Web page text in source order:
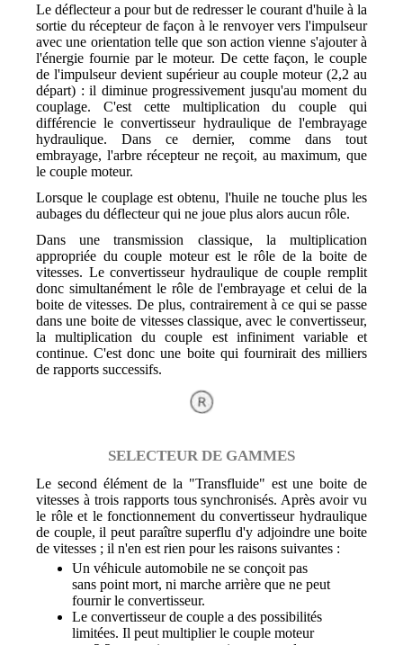
Le déflecteur a pour but de redresser le courant d'huile à la
sortie du récepteur de façon à le renvoyer vers l'impulseur
avec une orientation telle que son action vienne s'ajouter à
l'énergie fournie par le moteur. De cette façon, le couple
de l'impulseur devient supérieur au couple moteur (2,2 au
départ) : il diminue progressivement jusqu'au moment du
couplage. C'est cette multiplication du couple qui
différencie le convertisseur hydraulique de l'embrayage
hydraulique. Dans ce dernier, comme dans tout
embrayage, l'arbre récepteur ne reçoit, au maximum, que
le couple moteur.
Lorsque le couplage est obtenu, l'huile ne touche plus les
aubages du déflecteur qui ne joue plus alors aucun rôle.
Dans une transmission classique, la multiplication
appropriée du couple moteur est le rôle de la boite de
vitesses. Le convertisseur hydraulique de couple remplit
donc simultanément le rôle de l'embrayage et celui de la
boite de vitesses. De plus, contrairement à ce qui se passe
dans une boite de vitesses classique, avec le convertisseur,
la multiplication du couple est infiniment variable et
continue. C'est donc une boite qui fournirait des milliers
de rapports successifs.
SELECTEUR DE GAMMES
Le second élément de la "Transfluide" est une boite de
vitesses à trois rapports tous synchronisés. Après avoir vu
le rôle et le fonctionnement du convertisseur hydraulique
de couple, il peut paraître superflu d'y adjoindre une boite
de vitesses ; il n'en est rien pour les raisons suivantes :
Un véhicule automobile ne se conçoit pas
sans point mort, ni marche arrière que ne peut
fournir le convertisseur.
Le convertisseur de couple a des possibilités
limitées. Il peut multiplier le couple moteur